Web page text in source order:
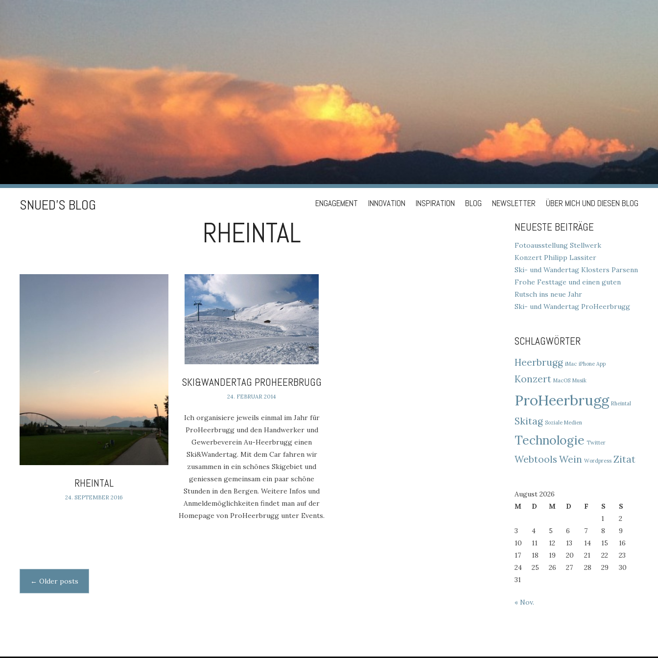
SNUED'S BLOG
SkipENGAGEMENT INNOVATION INSPIRATION BLOG NEWSLETTER ÜBER MICH UND DIESEN BLOG
RHEINTAL
RHEINTAL
24. SEPTEMBER 2016
SKI&WANDERTAG PROHEERBRUGG
24. FEBRUAR 2014
Ich organisiere jeweils einmal im Jahr für
ProHeerbrugg und den Handwerker und
Gewerbeverein Au-Heerbrugg einen
Ski&Wandertag. Mit dem Car fahren wir
zusammen in ein schönes Skigebiet und
geniessen gemeinsam ein paar schöne
Stunden in den Bergen. Weitere Infos und
Anmeldemöglichkeiten findet man auf der
Homepage von ProHeerbrugg unter Events.
Posts
navigation
← Older posts
NEUESTE BEITRÄGE
Fotoausstellung Stellwerk
Konzert Philipp Lassiter
Ski- und Wandertag Klosters Parsenn
Frohe Festtage und einen guten
Rutsch ins neue Jahr
Ski- und Wandertag ProHeerbrugg
SCHLAGWÖRTER
Heerbrugg iMac iPhone App
Konzert MacOS Musik
ProHeerbrugg Rheintal
Skitag Soziale Medien
Technologie Twitter
Webtools Wein Wordpress Zitat
August 2026
M
D M D F S
S
1
2
3
4 5 6 7 8
9
10
11 12 13 14 15
16
17
18 19 20 21 22
23
24
25 26 27 28 29
30
31
« Nov.